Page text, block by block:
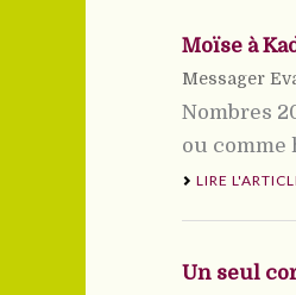
Moïse à
Messager
Nombres
ou comme
LIRE
Un seul